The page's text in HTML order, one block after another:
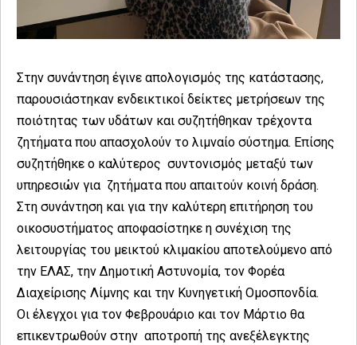
Στην συνάντηση έγινε απολογισμός της κατάστασης,
παρουσιάστηκαν ενδεικτικοί δείκτες μετρήσεων της
ποιότητας των υδάτων και συζητήθηκαν τρέχοντα
ζητήματα που απασχολούν το λιμναίο σύστημα. Επίσης
συζητήθηκε ο καλύτερος συντονισμός μεταξύ των
υπηρεσιών για ζητήματα που απαιτούν κοινή δράση.
Στη συνάντηση και για την καλύτερη επιτήρηση του
οικοσυστήματος αποφασίστηκε η συνέχιση της
λειτουργίας του μεικτού κλιμακίου αποτελούμενο από
την ΕΛΑΣ, την Δημοτική Αστυνομία, τον Φορέα
Διαχείρισης Λίμνης και την Κυνηγετική Ομοσπονδία.
Οι έλεγχοι για τον Φεβρουάριο και τον Μάρτιο θα
επικεντρωθούν στην αποτροπή της ανεξέλεγκτης